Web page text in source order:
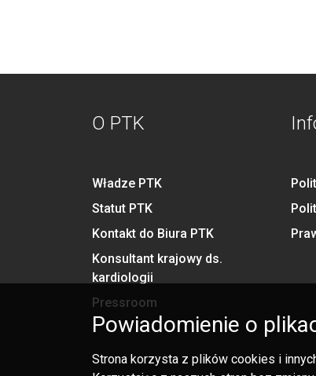
O PTK
Władze PTK
Statut PTK
Kontakt do Biura PTK
Konsultant krajowy ds.
kardiologii
Pressroom
Powiadomienie o
Strona korzysta z plików cookies i